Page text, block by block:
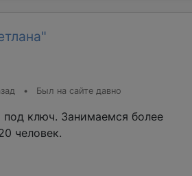
• Был на сайте давно
под ключ. Занимаемся более
человек.